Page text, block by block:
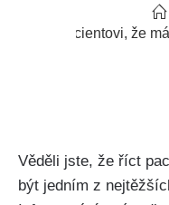
sdělit pacientovi, že
Věděli jste, že říct
být jedním z